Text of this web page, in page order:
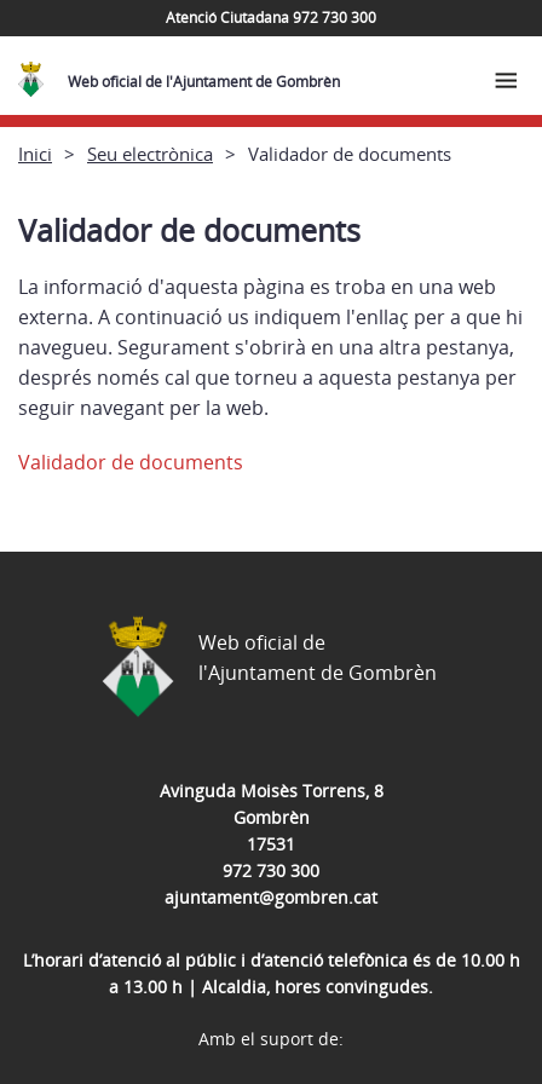
Atenció Ciutadana 972 730 300
Web oficial de l'Ajuntament de Gombrèn
Inici Seu electrònica Validador de documents
Validador de documents
La informació d'aquesta pàgina es troba en una web
externa. A continuació us indiquem l'enllaç per a que hi
navegueu. Segurament s'obrirà en una altra pestanya,
després només cal que torneu a aquesta pestanya per
seguir navegant per la web.
Validador de documents
Avinguda Moisès Torrens, 8
Gombrèn
17531
972 730 300
ajuntament@gombren.cat
L’horari d’atenció al públic i d’atenció telefònica és de 10.00 h
a 13.00 h | Alcaldia, hores convingudes.
Web oficial de
l'Ajuntament de Gombrèn
Amb el suport de: